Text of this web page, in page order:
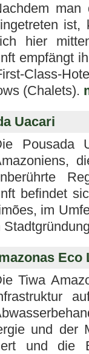
ist,
hier
empfängt
Class-
(Chalets).
Uacari
Pousada
befindet
im
Eco
Tiwa
und der
und die